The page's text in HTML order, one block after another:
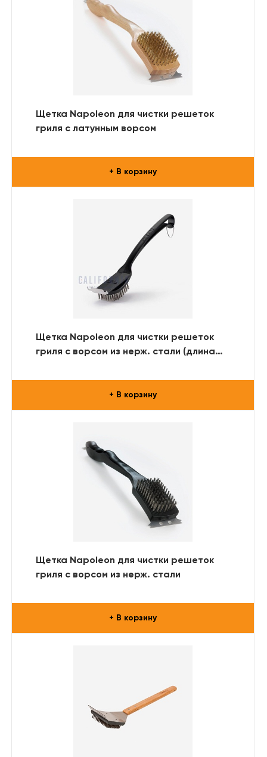
Щетка Napoleon для чистки решеток
гриля с латунным ворсом
+ В корзину
Щетка Napoleon для чистки решеток
гриля с ворсом из нерж. стали (длина
+ В корзину
Щетка Napoleon для чистки решеток
гриля с ворсом из нерж. стали
+ В корзину